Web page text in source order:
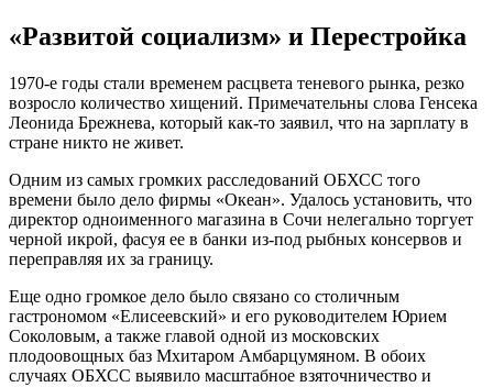
«Развитой социализм» и Перестройка
1970-е годы стали временем расцвета теневого рынка, резко
возросло количество хищений. Примечательны слова Генсека
Леонида Брежнева, который как-то заявил, что на зарплату в
стране никто не живет.
Одним из самых громких расследований ОБХСС того
времени было дело фирмы «Океан». Удалось установить, что
директор одноименного магазина в Сочи нелегально торгует
черной икрой, фасуя ее в банки из-под рыбных консервов и
переправляя их за границу.
Еще одно громкое дело было связано со столичным
гастрономом «Елисеевский» и его руководителем Юрием
Соколовым, а также главой одной из московских
плодоовощных баз Мхитаром Амбарцумяном. В обоих
случаях ОБХСС выявило масштабное взяточничество и